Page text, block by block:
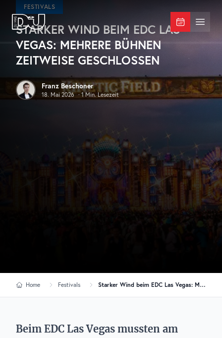
Zum Hauptinhalt springen
DJ Mag Germany Menü
FESTIVALS
STARKER WIND BEIM EDC LAS
VEGAS: MEHRERE BÜHNEN
ZEITWEISE GESCHLOSSEN
Franz Beschoner
18. Mai 2026 · 1Min. Lesezeit
Home Festivals Starker Wind beim EDC Las Vegas: Mehrere Bühnen zeitweise geschlossen
Beim EDC Las Vegas mussten am